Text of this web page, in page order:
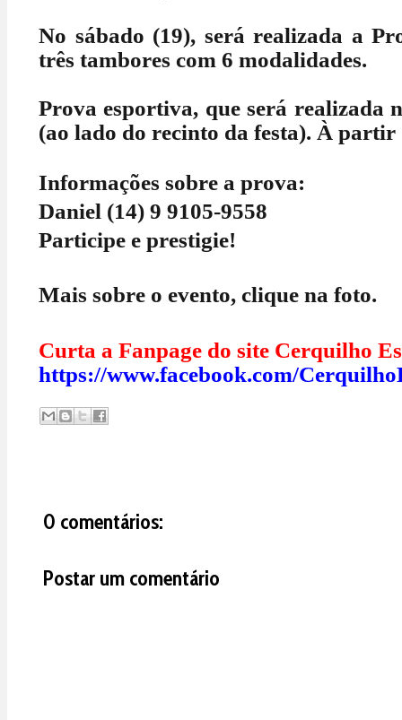
No sábado (19), será realizada a
três tambores com 6 modalidades.
Prova esportiva, que será realizada
(ao lado do recinto da festa). À partir
Informações sobre a prova:
Daniel (14) 9 9105-9558
Participe e prestigie!
Mais sobre o evento, clique na foto.
Curta a Fanpage do site Cerquilho
https://www.facebook.com/
0 comentários:
Postar um comentário